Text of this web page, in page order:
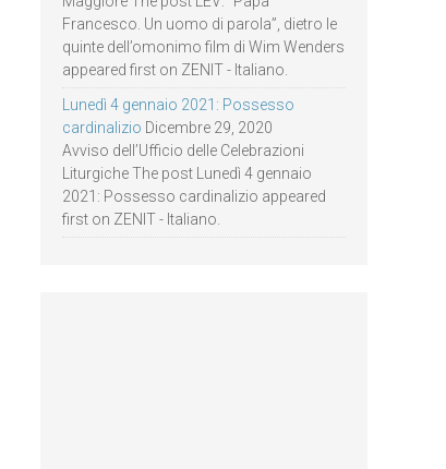
Francesco. Un uomo di parola”, dietro le
quinte dell’omonimo film di Wim Wenders
appeared first on ZENIT - Italiano.
Lunedì 4 gennaio 2021: Possesso
cardinalizio Dicembre 29, 2020
Avviso dell’Ufficio delle Celebrazioni
Liturgiche The post Lunedì 4 gennaio
2021: Possesso cardinalizio appeared
first on ZENIT - Italiano.